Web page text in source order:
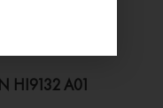
HI9132 A01